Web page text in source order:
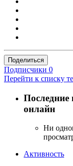
Поделиться
Подписчики 0
Перейти к списку
Последние
онлайн
Ни
Активность